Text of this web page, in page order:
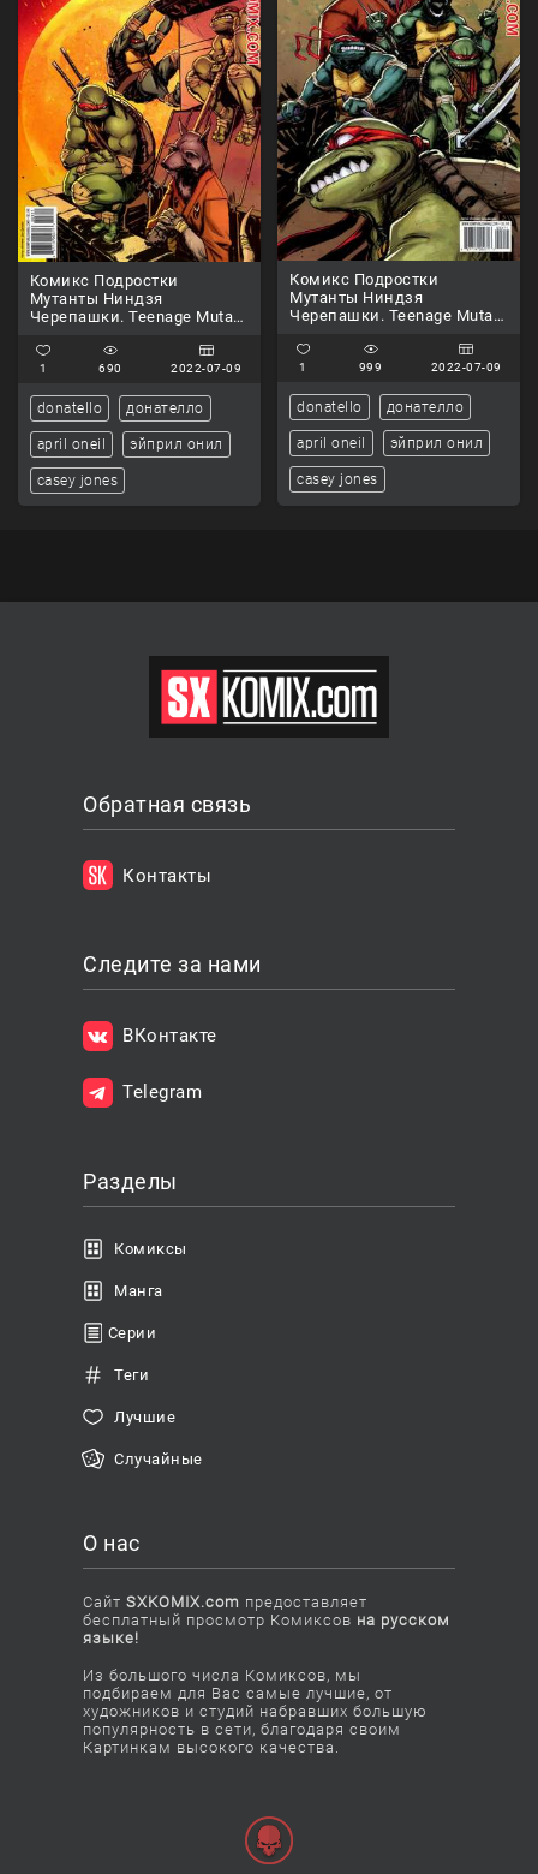
Комикс Подростки
Мутанты Ниндзя
Черепашки. Teenage Mutant
1 690 2022-07-09
donatello донателло
april oneil эйприл онил
casey jones
Комикс Подростки
Мутанты Ниндзя
Черепашки. Teenage Mutant
1 999 2022-07-09
donatello донателло
april oneil эйприл онил
casey jones
Обратная связь
Контакты
Следите за нами
ВКонтакте
Telegram
Разделы
Комиксы
Манга
Серии
Теги
Лучшие
Случайные
О нас
Сайт SXKOMIX.com предоставляет
бесплатный просмотр Комиксов на русском
языке!
Из большого числа Комиксов, мы
подбираем для Вас самые лучшие, от
художников и студий набравших большую
популярность в сети, благодаря своим
Картинкам высокого качества.